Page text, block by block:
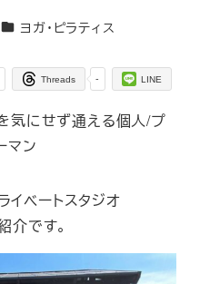
カテゴリー
ヨガ・ピラティス
-
Threads LINE
気にせず通える個人/プ
マン
イベートスタジオ
介です。